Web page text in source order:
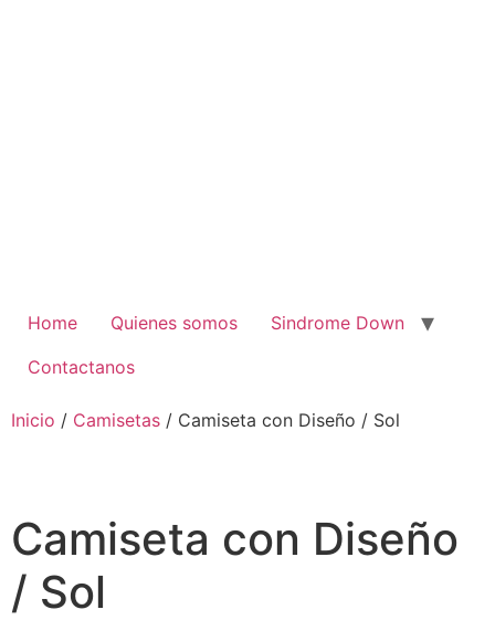
Home Quienes somos
Sindrome Down
Contactanos
Inicio / Camisetas / Camiseta con Diseño / Sol
Camiseta con Diseño
/ Sol